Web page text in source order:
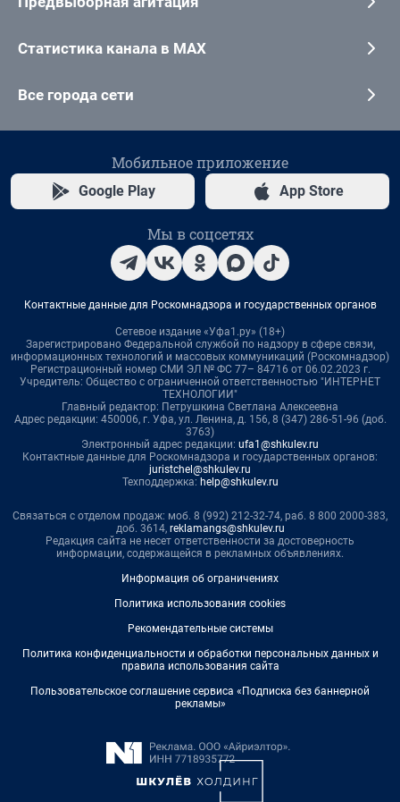
Статистика канала в MAX
Все города сети
Мобильное приложение
Google Play App Store
Мы в соцсетях
Контактные данные для Роскомнадзора и государственных органов
Сетевое издание «Уфа1.ру» (18+)
Зарегистрировано Федеральной службой по надзору в сфере связи,
информационных технологий и массовых коммуникаций (Роскомнадзор)
Регистрационный номер СМИ ЭЛ № ФС 77– 84716 от 06.02.2023 г.
Учредитель: Общество с ограниченной ответственностью "ИНТЕРНЕТ
ТЕХНОЛОГИИ"
Главный редактор: Петрушкина Светлана Алексеевна
Адрес редакции: 450006, г. Уфа, ул. Ленина, д. 156, 8 (347) 286-51-96 (доб.
3763)
Электронный адрес редакции: ufa1@shkulev.ru
Контактные данные для Роскомнадзора и государственных органов:
juristchel@shkulev.ru
Техподдержка: help@shkulev.ru
Связаться с отделом продаж: моб. 8 (992) 212-32-74, раб. 8 800 2000-383,
доб. 3614, reklamangs@shkulev.ru
Редакция сайта не несет ответственности за достоверность
информации, содержащейся в рекламных объявлениях.
Информация об ограничениях
Политика использования cookies
Рекомендательные системы
Политика конфиденциальности и обработки персональных данных и
правила использования сайта
Пользовательское соглашение сервиса «Подписка без баннерной
рекламы»